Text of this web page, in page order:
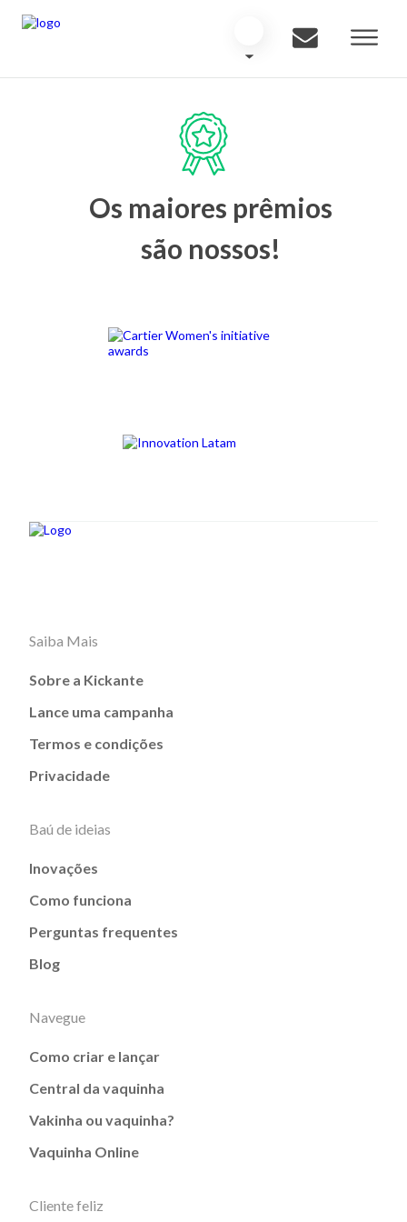
Os maiores prêmios
são nossos!
Saiba Mais
Sobre a Kickante
Lance uma campanha
Termos e condições
Privacidade
Baú de ideias
Inovações
Como funciona
Perguntas frequentes
Blog
Navegue
Como criar e lançar
Central da vaquinha
Vakinha ou vaquinha?
Vaquinha Online
Cliente feliz